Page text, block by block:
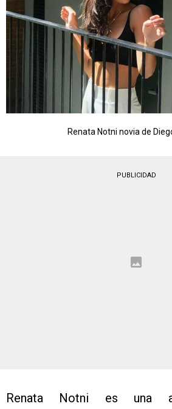
Renata Notni novia de
PUBLICIDAD
Renata Notni es una